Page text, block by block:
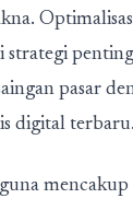
strategi
pasar
digital